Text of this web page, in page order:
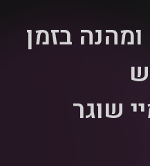
בזמן
שוגר